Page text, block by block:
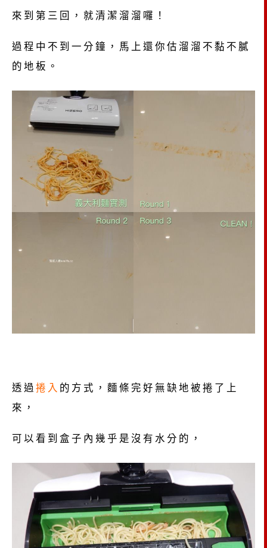
來到第三回，就清潔溜溜囉！
過程中不到一分鐘，馬上還你估溜溜不黏不膩
的地板。
透過 捲入 的方式，麵條完好無缺地被捲了上
來，
可以看到盒子內幾乎是沒有水分的，